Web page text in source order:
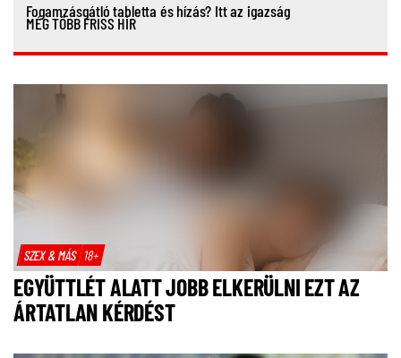
Fogamzásgátló tabletta és hízás? Itt az igazság
MÉG TÖBB FRISS HÍR
SZEX & MÁS 18+
EGYÜTTLÉT ALATT JOBB ELKERÜLNI EZT AZ
ÁRTATLAN KÉRDÉST